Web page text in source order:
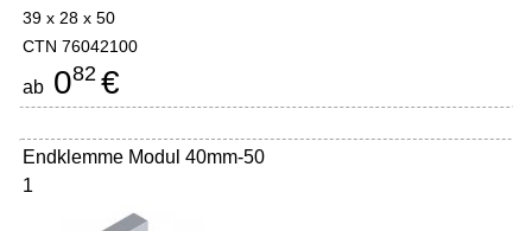
39 x 28 x 50
CTN 76042100
ab 082 €
Endklemme Modul 40mm-50
1